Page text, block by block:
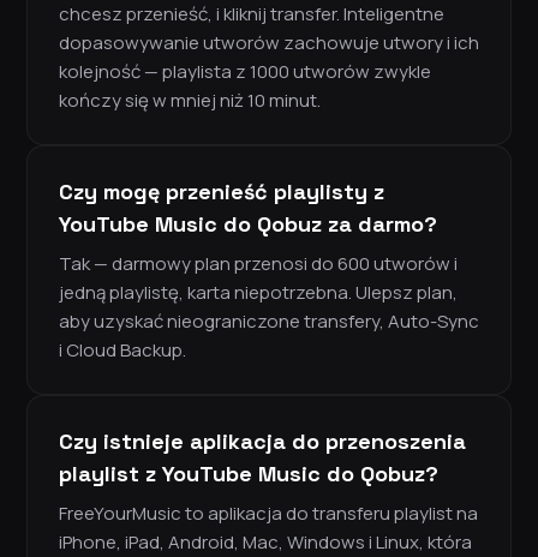
chcesz przenieść, i kliknij transfer. Inteligentne
dopasowywanie utworów zachowuje utwory i ich
kolejność — playlista z 1000 utworów zwykle
kończy się w mniej niż 10 minut.
Czy mogę przenieść playlisty z
YouTube Music do Qobuz za darmo?
Tak — darmowy plan przenosi do 600 utworów i
jedną playlistę, karta niepotrzebna. Ulepsz plan,
aby uzyskać nieograniczone transfery, Auto-Sync
i Cloud Backup.
Czy istnieje aplikacja do przenoszenia
playlist z YouTube Music do Qobuz?
FreeYourMusic to aplikacja do transferu playlist na
iPhone, iPad, Android, Mac, Windows i Linux, która